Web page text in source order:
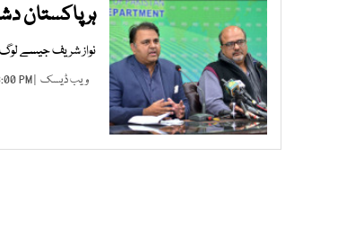
ہر پاکستان
نواز شریف جیسے لوگ
ویب ڈیسک | JUL 24, 2021 08:00 PM |